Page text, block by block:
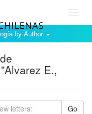
by Author
E.,
Go